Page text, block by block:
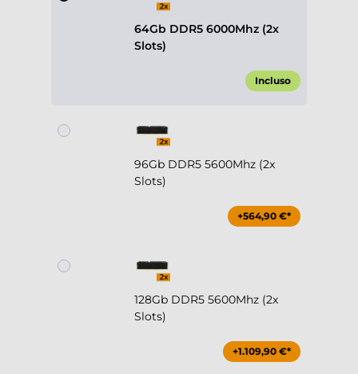
64Gb DDR5 6000Mhz (2x
Slots)
Incluso
96Gb DDR5 5600Mhz (2x
Slots)
+564,90 €*
128Gb DDR5 5600Mhz (2x
Slots)
+1.109,90 €*